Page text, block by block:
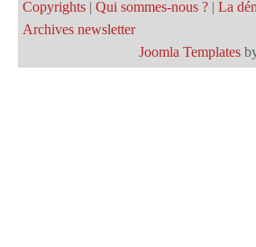
Copyrights | Qui sommes-nous ? | La
Archives newsletter
Joomla Templates